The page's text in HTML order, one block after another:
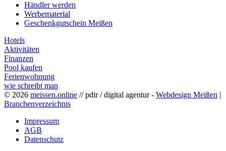
Händler werden
Werbematerial
Geschenkgutschein Meißen
Hotels
Aktivitäten
Finanzen
Pool kaufen
Ferienwohnung
wie schreibt man
© 2026 meissen.online // pdir / digital agentur - Webdesign Meißen |
Branchenverzeichnis
Impressum
AGB
Datenschutz